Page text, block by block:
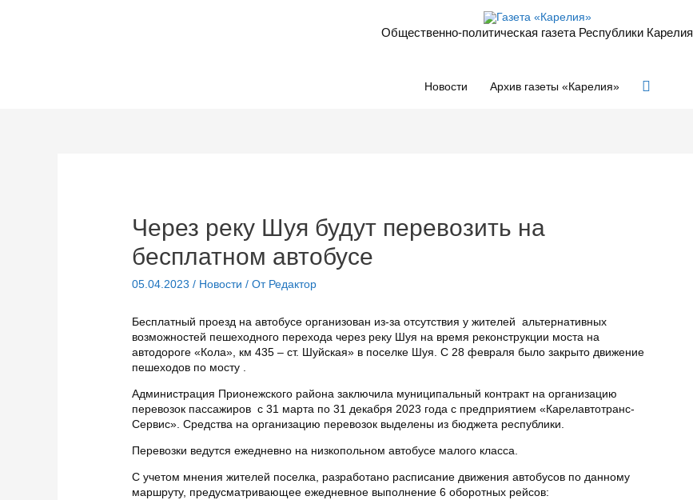
Общественно-политическая газета Республики Карелия
Новости Архив газеты «Карелия» Поиск
Через реку Шуя будут перевозить на
бесплатном автобусе
05.04.2023 / Новости / От Редактор
Бесплатный проезд на автобусе организован из-за отсутствия у жителей альтернативных
возможностей пешеходного перехода через реку Шуя на время реконструкции моста на
автодороге «Кола», км 435 – ст. Шуйская» в поселке Шуя. С 28 февраля было закрыто движение
пешеходов по мосту .
Администрация Прионежского района заключила муниципальный контракт на организацию
перевозок пассажиров с 31 марта по 31 декабря 2023 года с предприятием «Карелавтотранс-
Сервис». Средства на организацию перевозок выделены из бюджета республики.
Перевозки ведутся ежедневно на низкопольном автобусе малого класса.
С учетом мнения жителей поселка, разработано расписание движения автобусов по данному
маршруту, предусматривающее ежедневное выполнение 6 оборотных рейсов: